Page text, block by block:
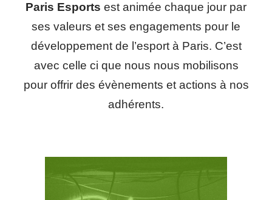
Paris Esports est animée chaque jour par
ses valeurs et ses engagements pour le
développement de l’esport à Paris. C’est
avec celle ci que nous nous mobilisons
pour offrir des évènements et actions à nos
adhérents.